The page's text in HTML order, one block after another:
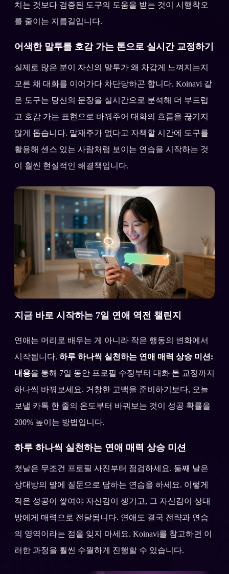
치는 것보다 검증된 도구의 도움을 받는 것이 시행착오
를 줄이는 지름길입니다.
어색한 말투를 호감 가는 톤으로 실시간 교정하기
실제로 많은 분이 자신의 말투가 왜 차갑게 느껴지는지
모른 채 대화를 이어가다 차단당하곤 합니다. Koinavi 같
은 도구는 당신의 문장을 실시간으로 분석해 더 부드럽
고 호감 가는 표현으로 바꿔주어 대화의 흐름을 끊기지
않게 돕습니다. 말재주가 없다고 자책할 시간에 도구를
활용해 센스 있는 사람처럼 보이는 연습을 시작하는 것
이 훨씬 현실적인 해결책입니다.
지금 바로 시작하는 7일 연애 역전 챌린지
연애는 머리로 배우는 게 아니라 작은 행동의 변화에서
시작됩니다. 하루 하나씩 실천하는 연애 매력 상승 미션:
내용을 통해 7일 동안 프로필 수정부터 대화 톤 교정까지
하나씩 바꿔보세요. 거창한 고백을 준비하기보다, 오늘
보낼 카톡 한 줄의 온도부터 바꿔보는 것이 성공 확률을
200% 높이는 방법입니다.
하루 하나씩 실천하는 연애 매력 상승 미션
첫날은 무조건 프로필 사진부터 점검하세요. 둘째 날은
상대방의 말에 질문으로 답하는 연습을 하세요. 이렇게
작은 성공이 쌓여야 자신감이 생기고, 그 자신감이 상대
방에게 매력으로 전달됩니다. 연애도 결국 전략과 연습
의 영역이라는 점을 잊지 마세요. Koinavi를 참고하면 이
러한 과정을 훨씬 수월하게 진행할 수 있습니다.